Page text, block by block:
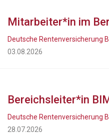
Mitarbeiter*in im
Deutsche Rentenversicherung
03.08.2026
Bereichsleiter*in
Deutsche Rentenversicherung
28.07.2026